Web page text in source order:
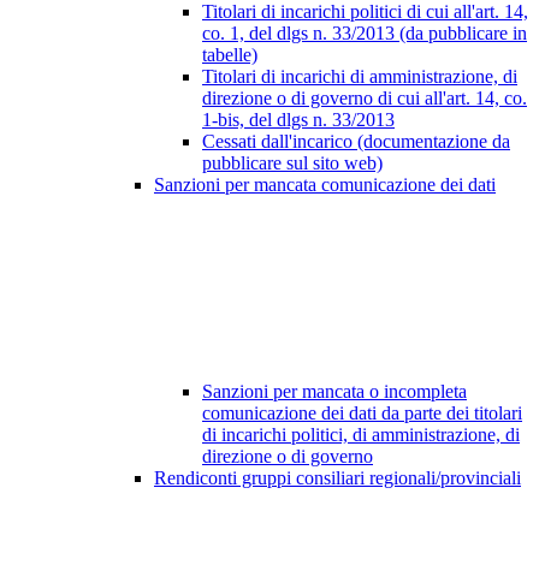
Titolari di incarichi politici di cui all'art. 14,
co. 1, del dlgs n. 33/2013 (da pubblicare in
tabelle)
Titolari di incarichi di amministrazione, di
direzione o di governo di cui all'art. 14, co.
1-bis, del dlgs n. 33/2013
Cessati dall'incarico (documentazione da
pubblicare sul sito web)
Sanzioni per mancata comunicazione dei dati
Sanzioni per mancata o incompleta
comunicazione dei dati da parte dei titolari
di incarichi politici, di amministrazione, di
direzione o di governo
Rendiconti gruppi consiliari regionali/provinciali